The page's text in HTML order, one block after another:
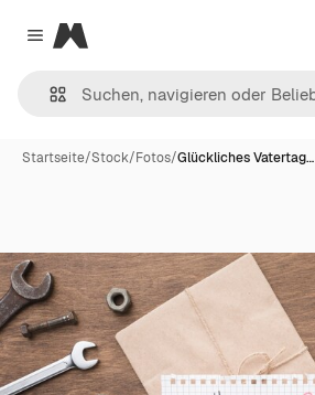
Close menu
Magnific
Startseite/Stock/Fotos/Glückliches Vatertag…